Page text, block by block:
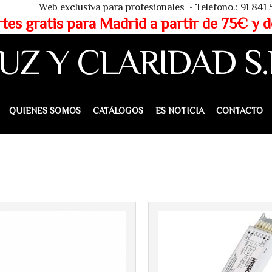
Teléfono.: 91 841 53 80 -
de 75€ y de 150€
Y CLARIDAD
SOMOS CATÁLOGOS ES NOTICIA CONTACTO